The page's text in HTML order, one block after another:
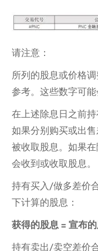
请注意：‍
所列的股息或价格
参考。这些数字可能
在上述除息日之前
如果分别购买或出
被收取股息。如果
会收到或收取股息。‍
持有买入/做多差价
下计算的股息：
获得的股息 = 宣布
持有卖出/卖空差价